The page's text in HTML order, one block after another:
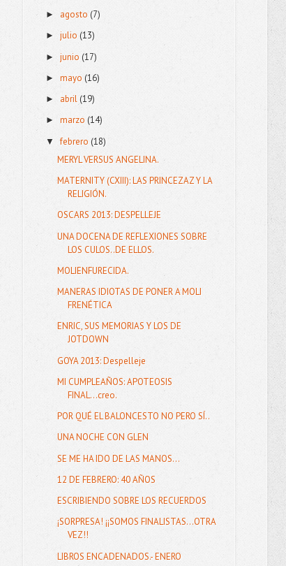
► agosto(7)
►julio(13)
►junio (17)
►mayo(16)
► abril (19)
►marzo (14)
▼febrero(18)
MERYL VERSUS ANGELINA.
MATERNITY (CXIII): LAS PRINCEZAZ Y LA
RELIGIÓN.
OSCARS 2013: DESPELLEJE
UNA DOCENA DE REFLEXIONES SOBRE
LOS CULOS..DE ELLOS.
MOLIENFURECIDA.
MANERAS IDIOTAS DE PONER A MOLI
FRENÉTICA
ENRIC, SUS MEMORIAS Y LOS DE
JOTDOWN
GOYA 2013: Despelleje
MI CUMPLEAÑOS: APOTEOSIS
FINAL...creo.
POR QUÉ EL BALONCESTO NO PERO SÍ..
UNA NOCHE CON GLEN
SE ME HA IDO DE LAS MANOS...
12 DE FEBRERO: 40 AÑOS
ESCRIBIENDO SOBRE LOS RECUERDOS
¡SORPRESA! ¡¡SOMOS FINALISTAS...OTRA
VEZ!!
LIBROS ENCADENADOS.- ENERO